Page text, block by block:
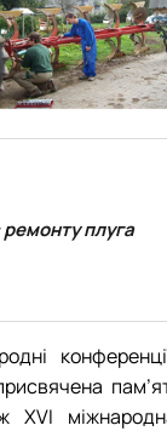
ремонту плуга
ХVI